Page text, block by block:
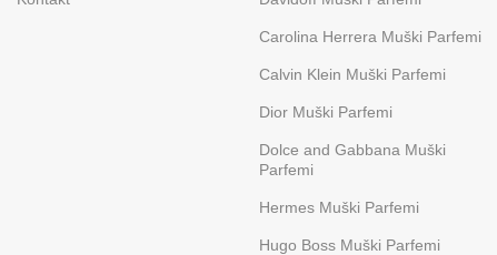
Carolina Herrera Muški Parfemi
Calvin Klein Muški Parfemi
Dior Muški Parfemi
Dolce and Gabbana Muški
Parfemi
Hermes Muški Parfemi
Hugo Boss Muški Parfemi